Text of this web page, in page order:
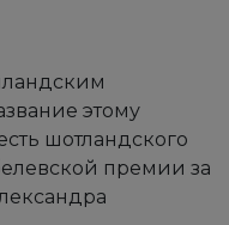
этому
шотландского
премии за